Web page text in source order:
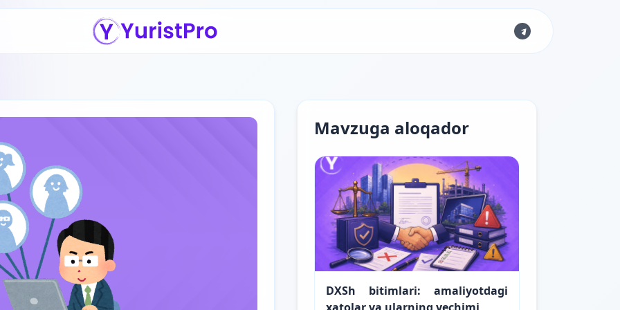
Mavzuga aloqador
DXSh bitimlari: amaliyotdagi